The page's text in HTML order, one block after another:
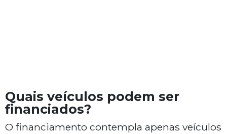
Quais veículos podem ser
financiados?
O financiamento contempla apenas veículos